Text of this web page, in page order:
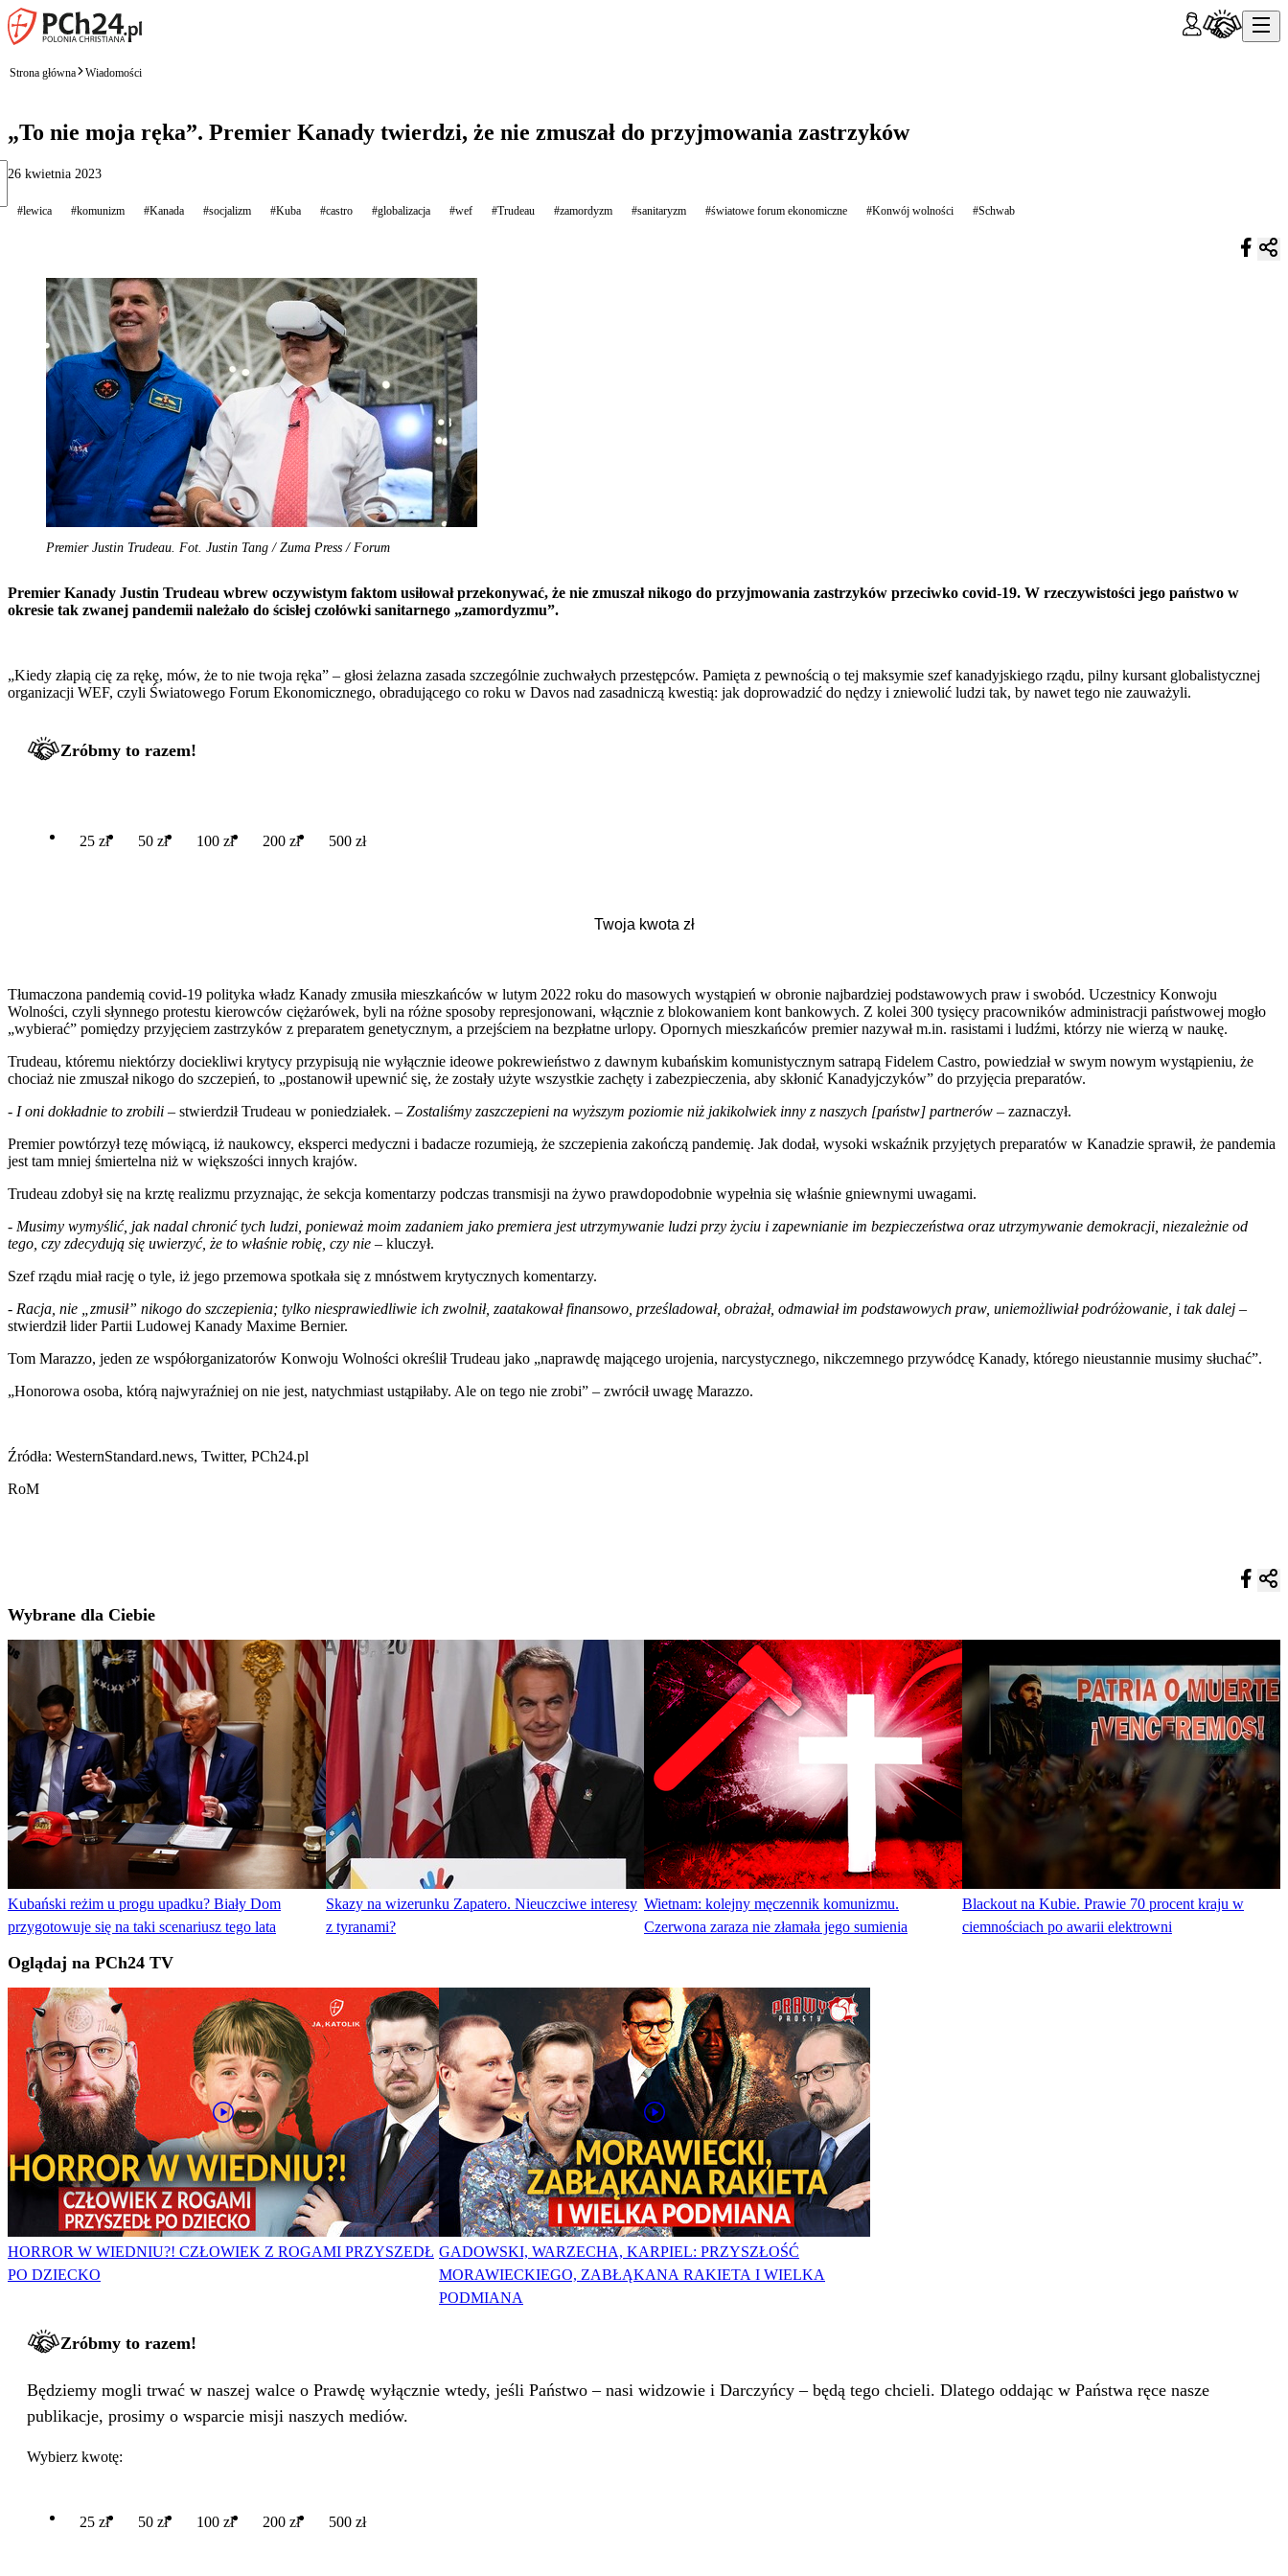
Strona główna Wiadomości
„To nie moja ręka”. Premier Kanady twierdzi, że nie zmuszał do przyjmowania zastrzyków
26 kwietnia 2023
#lewica #komunizm #Kanada #socjalizm #Kuba #castro #globalizacja #wef #Trudeau #zamordyzm #sanitaryzm #światowe forum ekonomiczne #Konwój wolności #Schwab
Premier Justin Trudeau. Fot. Justin Tang / Zuma Press / Forum
Premier Kanady Justin Trudeau wbrew oczywistym faktom usiłował przekonywać, że nie zmuszał nikogo do przyjmowania zastrzyków przeciwko covid-19. W rzeczywistości jego państwo w
okresie tak zwanej pandemii należało do ścisłej czołówki sanitarnego „zamordyzmu”.
„Kiedy złapią cię za rękę, mów, że to nie twoja ręka” – głosi żelazna zasada szczególnie zuchwałych przestępców. Pamięta z pewnością o tej maksymie szef kanadyjskiego rządu, pilny kursant globalistycznej
organizacji WEF, czyli Światowego Forum Ekonomicznego, obradującego co roku w Davos nad zasadniczą kwestią: jak doprowadzić do nędzy i zniewolić ludzi tak, by nawet tego nie zauważyli.
Zróbmy to razem!
25 zł 50 zł 100 zł 200 zł 500 zł
Tłumaczona pandemią covid-19 polityka władz Kanady zmusiła mieszkańców w lutym 2022 roku do masowych wystąpień w obronie najbardziej podstawowych praw i swobód. Uczestnicy Konwoju
Wolności, czyli słynnego protestu kierowców ciężarówek, byli na różne sposoby represjonowani, włącznie z blokowaniem kont bankowych. Z kolei 300 tysięcy pracowników administracji państwowej mogło
„wybierać” pomiędzy przyjęciem zastrzyków z preparatem genetycznym, a przejściem na bezpłatne urlopy. Opornych mieszkańców premier nazywał m.in. rasistami i ludźmi, którzy nie wierzą w naukę.
Trudeau, któremu niektórzy dociekliwi krytycy przypisują nie wyłącznie ideowe pokrewieństwo z dawnym kubańskim komunistycznym satrapą Fidelem Castro, powiedział w swym nowym wystąpieniu, że
chociaż nie zmuszał nikogo do szczepień, to „postanowił upewnić się, że zostały użyte wszystkie zachęty i zabezpieczenia, aby skłonić Kanadyjczyków” do przyjęcia preparatów.
- I oni dokładnie to zrobili – stwierdził Trudeau w poniedziałek. – Zostaliśmy zaszczepieni na wyższym poziomie niż jakikolwiek inny z naszych [państw] partnerów – zaznaczył.
Premier powtórzył tezę mówiącą, iż naukowcy, eksperci medyczni i badacze rozumieją, że szczepienia zakończą pandemię. Jak dodał, wysoki wskaźnik przyjętych preparatów w Kanadzie sprawił, że pandemia
jest tam mniej śmiertelna niż w większości innych krajów.
Trudeau zdobył się na krztę realizmu przyznając, że sekcja komentarzy podczas transmisji na żywo prawdopodobnie wypełnia się właśnie gniewnymi uwagami.
- Musimy wymyślić, jak nadal chronić tych ludzi, ponieważ moim zadaniem jako premiera jest utrzymywanie ludzi przy życiu i zapewnianie im bezpieczeństwa oraz utrzymywanie demokracji, niezależnie od
tego, czy zdecydują się uwierzyć, że to właśnie robię, czy nie – kluczył.
Szef rządu miał rację o tyle, iż jego przemowa spotkała się z mnóstwem krytycznych komentarzy.
- Racja, nie „zmusił” nikogo do szczepienia; tylko niesprawiedliwie ich zwolnił, zaatakował finansowo, prześladował, obrażał, odmawiał im podstawowych praw, uniemożliwiał podróżowanie, i tak dalej –
stwierdził lider Partii Ludowej Kanady Maxime Bernier.
Tom Marazzo, jeden ze współorganizatorów Konwoju Wolności określił Trudeau jako „naprawdę mającego urojenia, narcystycznego, nikczemnego przywódcę Kanady, którego nieustannie musimy słuchać”.
„Honorowa osoba, którą najwyraźniej on nie jest, natychmiast ustąpiłaby. Ale on tego nie zrobi” – zwrócił uwagę Marazzo.
Źródła: WesternStandard.news, Twitter, PCh24.pl
RoM
Wybrane dla Ciebie
Kubański reżim u progu upadku? Biały Dom
przygotowuje się na taki scenariusz tego lata
Skazy na wizerunku Zapatero. Nieuczciwe interesy
z tyranami?
Wietnam: kolejny męczennik komunizmu.
Czerwona zaraza nie złamała jego sumienia
Blackout na Kubie. Prawie 70 procent kraju w
ciemnościach po awarii elektrowni
Oglądaj na PCh24 TV
HORROR W WIEDNIU?! CZŁOWIEK Z ROGAMI PRZYSZEDŁ
PO DZIECKO
GADOWSKI, WARZECHA, KARPIEL: PRZYSZŁOŚĆ
MORAWIECKIEGO, ZABŁĄKANA RAKIETA I WIELKA
PODMIANA
Zróbmy to razem!
Będziemy mogli trwać w naszej walce o Prawdę wyłącznie wtedy, jeśli Państwo – nasi widzowie i Darczyńcy – będą tego chcieli. Dlatego oddając w Państwa ręce nasze
publikacje, prosimy o wsparcie misji naszych mediów.
Wybierz kwotę:
25 zł 50 zł 100 zł 200 zł 500 zł